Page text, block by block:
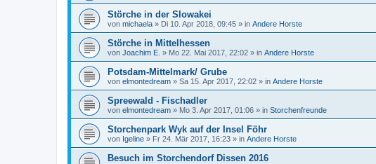
Störche in der Slowakei
von michaela » Di 10. Apr 2018, 09:45 » in Andere Horste
Störche in Mittelhessen
von Joachim E. » Mo 22. Mai 2017, 22:02 » in Andere Horste
Potsdam-Mittelmark/ Grube
von elmontedream » Sa 15. Apr 2017, 22:02 » in Andere Horste
Spreewald - Fischadler
von elmontedream » Mo 3. Apr 2017, 01:06 » in Storchenfreunde
Storchenpark Wyk auf der Insel Föhr
von Igeline » Fr 24. Mär 2017, 16:23 » in Andere Horste
Besuch im Storchendorf Dissen 2016